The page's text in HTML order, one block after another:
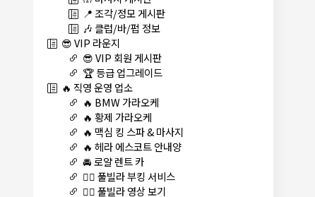
📍 조각/정모 게시판
🎶 클럽/바/펍 정보
😎 VIP 라운지
😎 VIP 회원 게시판
🏆 등급 업그레이드
🔥 직영 운영 업소
🔥 BMW 가라오케
🔥 황제 가라오케
🔥 맥심 킹 스파 & 마사지
🔥 헤라 에스코트 안내양
🚘 로얄 렌트 카
🏊‍♀️ 풀빌라 부킹 서비스
🏊‍♀️ 풀빌라 영상 보기